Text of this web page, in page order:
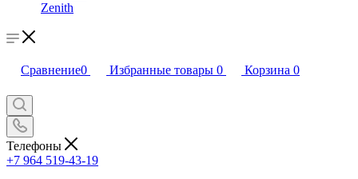
Zenith
Сравнение0 Избранные товары 0 Корзина 0
Телефоны
+7 964 519-43-19